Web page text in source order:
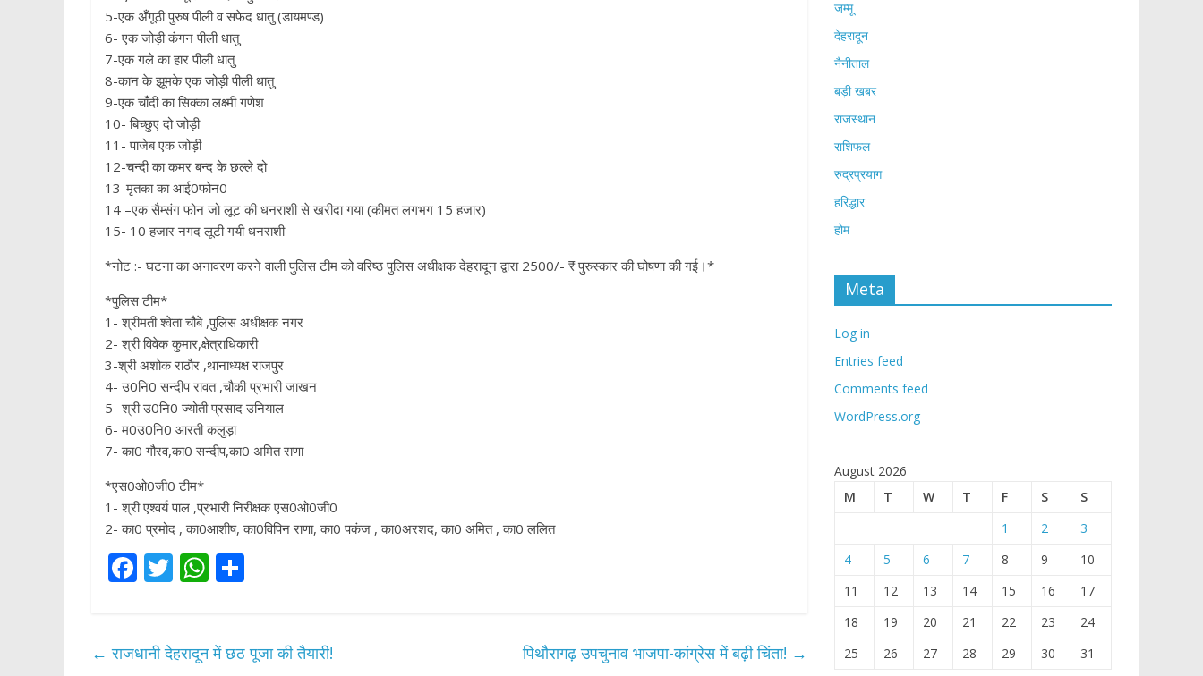
5-एक अँगूठी पुरुष पीली व सफेद धातु (डायमण्ड)
6- एक जोड़ी कंगन पीली धातु
7-एक गले का हार पीली धातु
8-कान के झूमके एक जोड़ी पीली धातु
9-एक चाँदी का सिक्का लक्ष्मी गणेश
10- बिच्छुए दो जोड़ी
11- पाजेब एक जोड़ी
12-चन्दी का कमर बन्द के छल्ले दो
13-मृतका का आई0फोन0
14 –एक सैम्संग फोन जो लूट की धनराशी से खरीदा गया (कीमत लगभग 15 हजार)
15- 10 हजार नगद लूटी गयी धनराशी
*नोट :- घटना का अनावरण करने वाली पुलिस टीम को वरिष्ठ पुलिस अधीक्षक देहरादून द्वारा 2500/- ₹ पुरुस्कार की घोषणा की गई।*
*पुलिस टीम*
1- श्रीमती श्वेता चौबे ,पुलिस अधीक्षक नगर
2- श्री विवेक कुमार,क्षेत्राधिकारी
3-श्री अशोक राठौर ,थानाध्यक्ष राजपुर
4- उ0नि0 सन्दीप रावत ,चौकी प्रभारी जाखन
5- श्री उ0नि0 ज्योती प्रसाद उनियाल
6- म0उ0नि0 आरती कलुड़ा
7- का0 गौरव,का0 सन्दीप,का0 अमित राणा
*एस0ओ0जी0 टीम*
1- श्री एश्वर्य पाल ,प्रभारी निरीक्षक एस0ओ0जी0
2- का0 प्रमोद , का0आशीष, का0विपिन राणा, का0 पकंज , का0अरशद, का0 अमित , का0 ललित
F
b
T
er
W
s e
← राजधानी देहरादून में छठ पूजा की तैयारी! पिथौरागढ़ उपचुनाव भाजपा-कांग्रेस में बढ़ी चिंता! →
जम्मू
देहरादून
नैनीताल
बड़ी खबर
राजस्थान
राशिफल
रुद्रप्रयाग
हरिद्धार
होम
Meta
Log in
Entries feed
Comments feed
WordPress.org
August 2026
M
T W T F S
S
1
2
3
4
5 6 7 8 9
10
11
12 13 14 15 16
17
18
19 20 21 22 23
24
25
26 27 28 29 30 31